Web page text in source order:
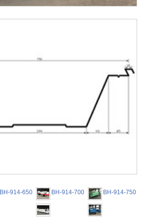
BH-914-650 BH-914-700 BH-914-750